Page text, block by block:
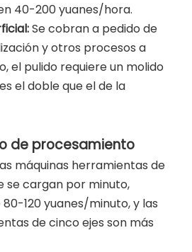
40-200 yuanes/hora.
Se cobran a pedido de
y otros procesos a
el pulido requiere un molido
el doble que el de la
de procesamiento
máquinas herramientas de
se cargan por minuto,
120 yuanes/minuto, y las
de cinco ejes son más